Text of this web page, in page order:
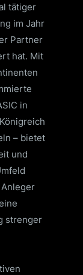
tätiger
im Jahr
Partner
hat. Mit
in
– bietet
und
strenger